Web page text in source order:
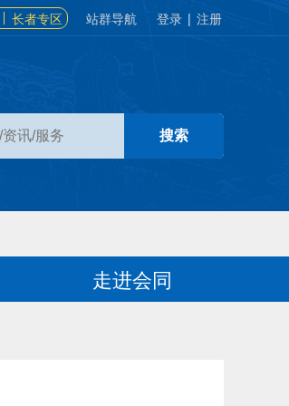
长者专区 站群导航 登录 | 注册
走进会同